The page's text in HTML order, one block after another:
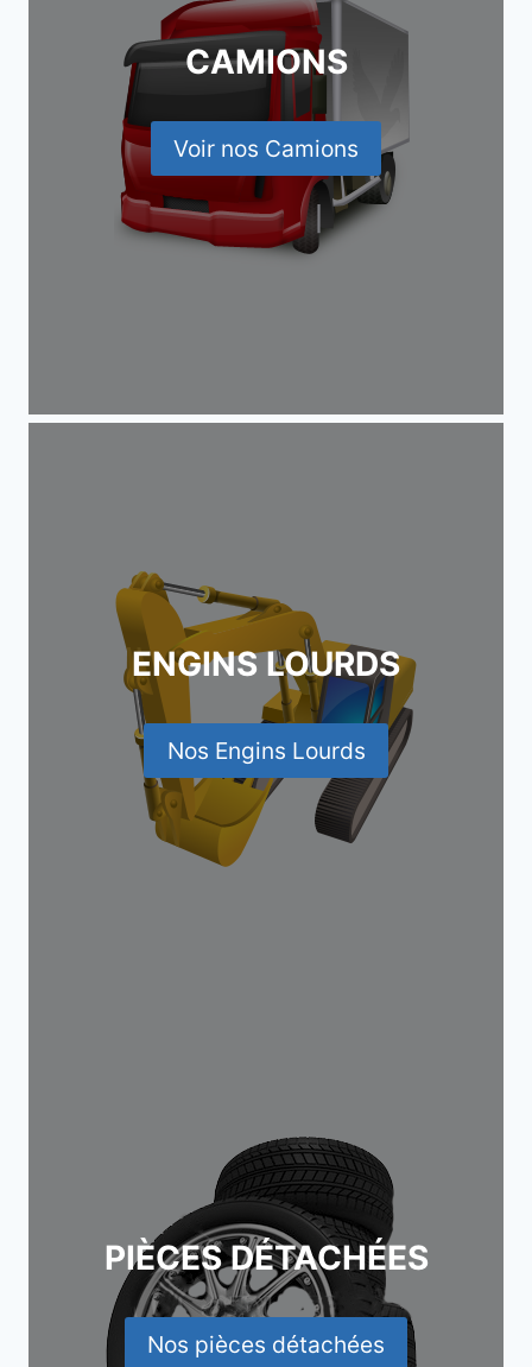
CAMIONS
Voir nos Camions
ENGINS LOURDS
Nos Engins Lourds
PIÈCES DÉTACHÉES
Nos pièces détachées